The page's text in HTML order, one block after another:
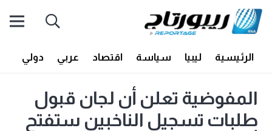
الرئيسية ليبيا سياسة اقتصاد عربي دولي
المفوضية تعلن أن لجان قبول
طلبات تسجيل الناخبين ستفتح